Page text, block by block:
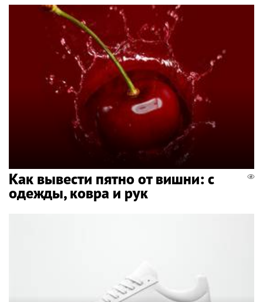
Как вывести пятно от вишни: с
одежды, ковра и рук